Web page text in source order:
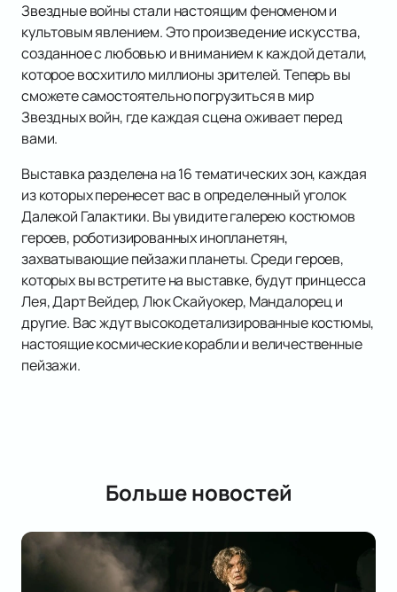
Звездные войны стали настоящим феноменом и
культовым явлением. Это произведение искусства,
созданное с любовью и вниманием к каждой детали,
которое восхитило миллионы зрителей. Теперь вы
сможете самостоятельно погрузиться в мир
Звездных войн, где каждая сцена оживает перед
вами.
Выставка разделена на 16 тематических зон, каждая
из которых перенесет вас в определенный уголок
Далекой Галактики. Вы увидите галерею костюмов
героев, роботизированных инопланетян,
захватывающие пейзажи планеты. Среди героев,
которых вы встретите на выставке, будут принцесса
Лея, Дарт Вейдер, Люк Скайуокер, Мандалорец и
другие. Вас ждут высокодетализированные костюмы,
настоящие космические корабли и величественные
пейзажи.
Больше новостей